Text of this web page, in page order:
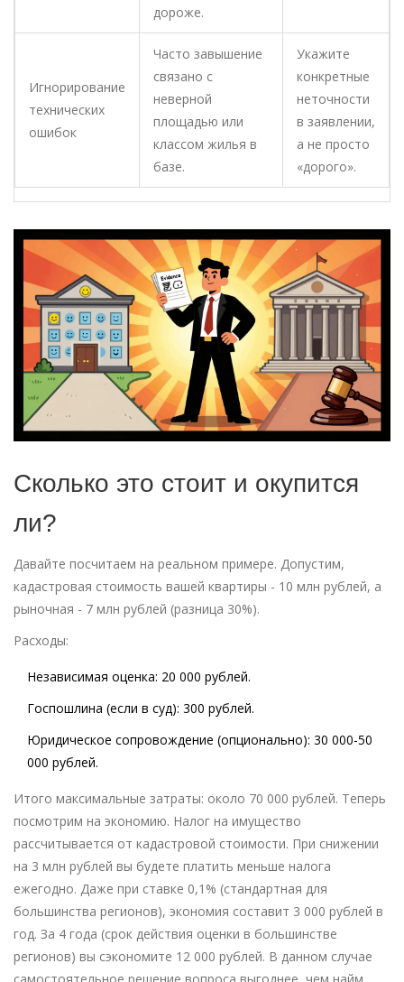
дороже.
Игнорирование
технических
ошибок
Часто завышение
связано с
неверной
площадью или
классом жилья в
базе.
Укажите
конкретные
неточности
в заявлении,
а не просто
«дорого».
Сколько это стоит и окупится
ли?
Давайте посчитаем на реальном примере. Допустим,
кадастровая стоимость вашей квартиры - 10 млн рублей, а
рыночная - 7 млн рублей (разница 30%).
Расходы:
Независимая оценка: 20 000 рублей.
Госпошлина (если в суд): 300 рублей.
Юридическое сопровождение (опционально): 30 000-50
000 рублей.
Итого максимальные затраты: около 70 000 рублей. Теперь
посмотрим на экономию. Налог на имущество
рассчитывается от кадастровой стоимости. При снижении
на 3 млн рублей вы будете платить меньше налога
ежегодно. Даже при ставке 0,1% (стандартная для
большинства регионов), экономия составит 3 000 рублей в
год. За 4 года (срок действия оценки в большинстве
регионов) вы сэкономите 12 000 рублей. В данном случае